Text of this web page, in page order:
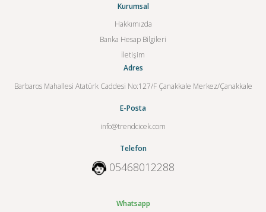
Kurumsal
Hakkımızda
Banka Hesap Bilgileri
İletişim
Adres
Barbaros Mahallesi Atatürk Caddesi No:127/F Çanakkale Merkez/Çanakkale
E-Posta
info@trendcicek.com
Telefon
05468012288
Whatsapp